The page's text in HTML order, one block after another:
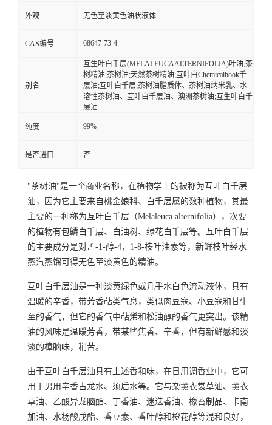
外观 无色至淡黄色油状液体
CAS编号 68647-73-4
别名
互生叶白千层(MELALEUCAALTERNIFOLIA)叶油;茶
树精油;茶树油;天然茶树精油;互叶白Chemicalbook千
层油;互叶白千层;茶树油脂质体、茶树油纳米乳、水
溶性茶树油、互叶白千层油、澳洲茶树油;互生叶白千
层油
纯度 99%
是否进口 否
"茶树油"是一个商业名称，在植物学上的被称为 互叶白千层
油，因为它主要来自 桃金娘科、 白千层属的数种植物，其最
主要的一种称为互叶白千层 （Melaleuca alternifolia），次要
的植物有包鳞白千层、白油树、绿花白千层等。互叶白千层
的主要成分是对孟-1-醇-4，1-8-桉叶油素等，新鲜枝叶经水
蒸汽蒸馏 可得无色至淡黄色的精油。
互叶白千层油是一种淡黄绿色或几乎水白色流动液体，具有
温暖的辛香，带芳香萜类气息，类似 肉豆寇、 小豆寇和甘牛
至的香气，但它的香气中萜烯和松油醇的香气更突出。该精
油的风味是温暖芳香，带某些焦香、辛香，但有新鲜感和淡
淡的樟脑味，稍苦。
由于互叶白千层油具有上述香和味，在日用调香业中，它可
用于男用辛香古龙水、 须后水等。它与杂薰衣裳草油、 薰衣
草油、 乙酸异龙脑酯、 丁香油、 迷迭香油、 橡苔制品、 卡南
加油、 水杨酸戊酯、 香豆素、 香叶醇和橙花醇等混和良好，